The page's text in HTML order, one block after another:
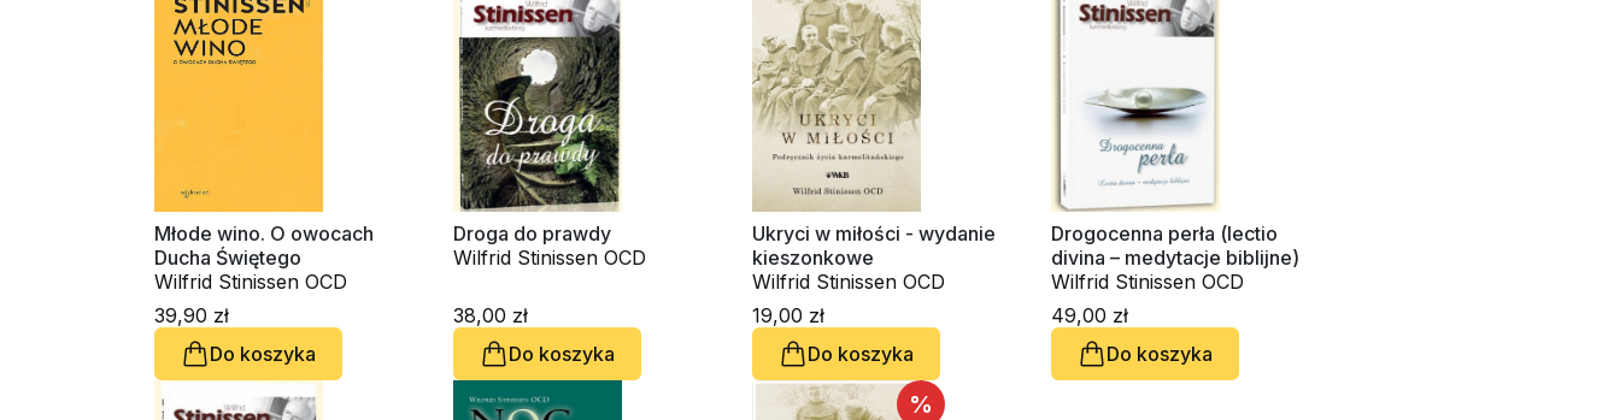
Młode wino. O owocach
Ducha Świętego
Wilfrid Stinissen OCD
39,90 zł
Do koszyka
Droga do prawdy
Wilfrid Stinissen OCD
38,00 zł
Do koszyka
Ukryci w miłości - wydanie
kieszonkowe
Wilfrid Stinissen OCD
19,00 zł
Do koszyka
Drogocenna perła (lectio
divina – medytacje biblijne)
Wilfrid Stinissen OCD
49,00 zł
Do koszyka
%